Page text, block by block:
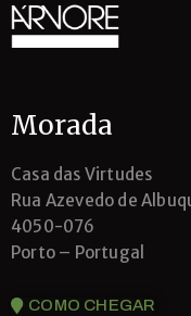
Morada
Casa das Virtudes
Rua Azevedo de
4050-076
Porto – Portugal
COMO CHEGAR